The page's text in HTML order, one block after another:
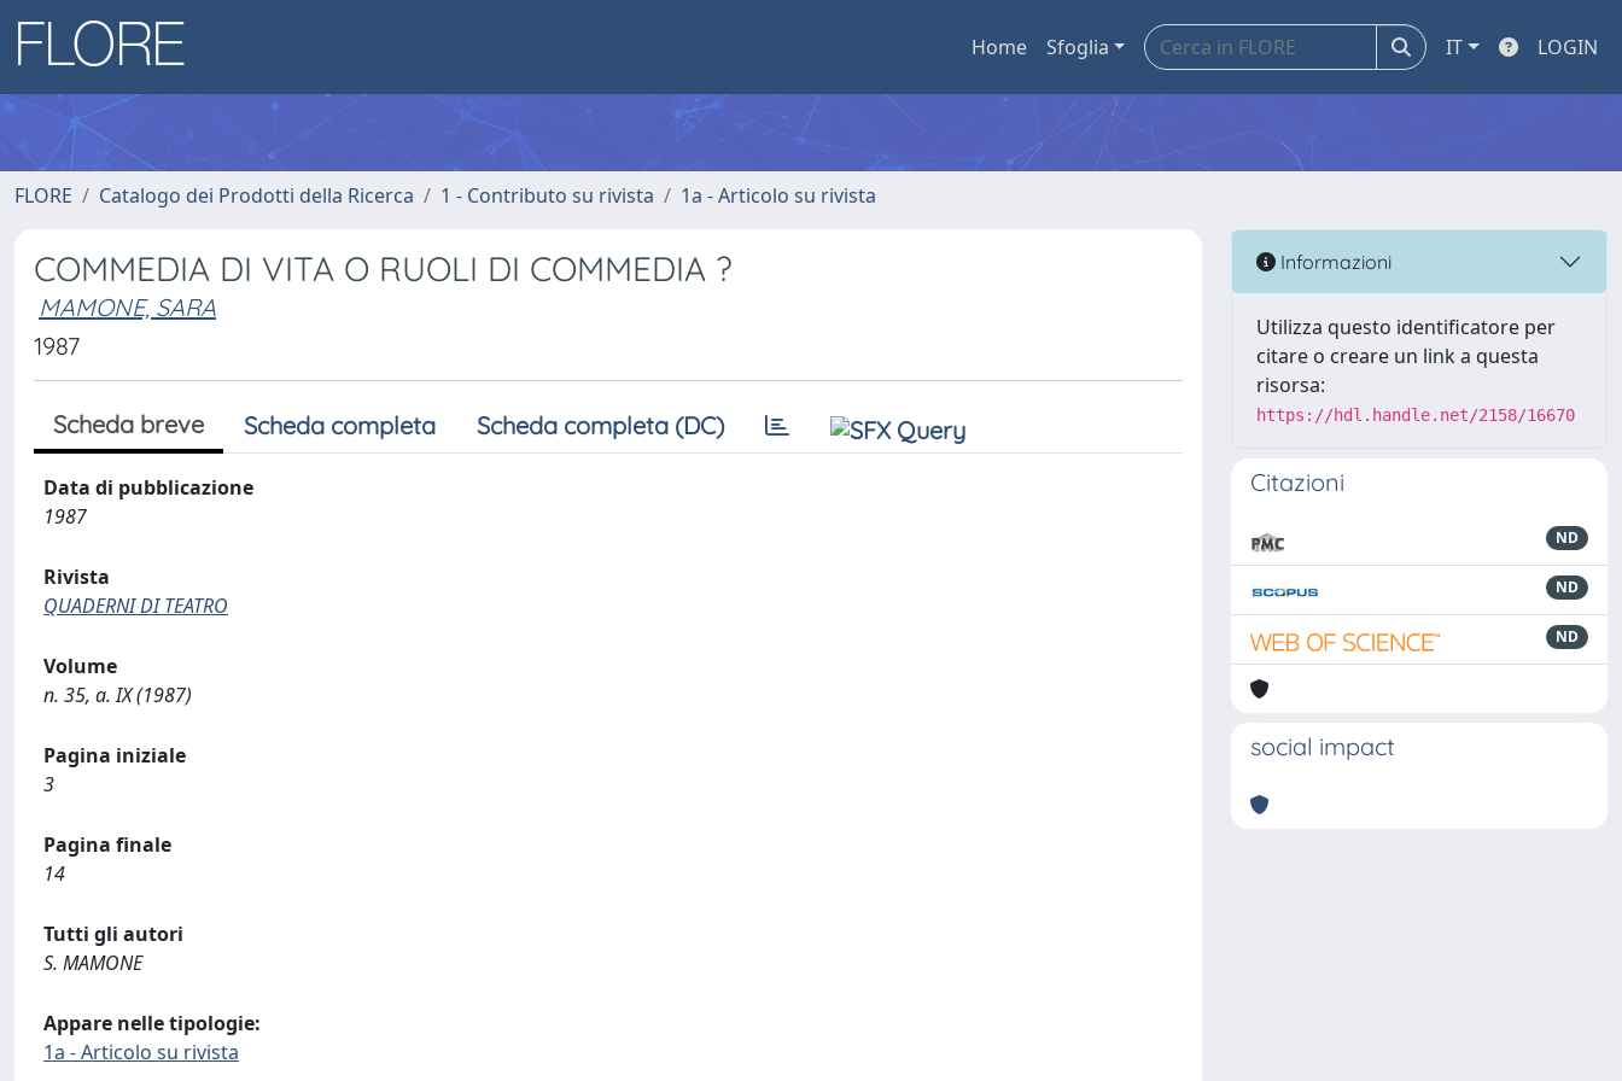
Home Sfoglia IT LOGIN
FLORE Catalogo dei Prodotti della Ricerca 1 - Contributo su rivista 1a - Articolo su rivista
COMMEDIA DI VITA O RUOLI DI COMMEDIA ?
MAMONE, SARA
1987
Scheda breve Scheda completa Scheda completa (DC)
Data di pubblicazione
1987
Rivista
QUADERNI DI TEATRO
Volume
n. 35, a. IX (1987)
Pagina iniziale
3
Pagina finale
14
Tutti gli autori
S. MAMONE
Appare nelle tipologie:
1a - Articolo su rivista
Informazioni
Utilizza questo identificatore per
citare o creare un link a questa
risorsa:
https://hdl.handle.net/2158/16670
Citazioni
ND
ND
ND
social impact